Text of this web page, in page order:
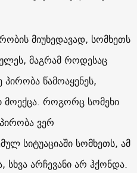
მიუხედავად, სომხეთს
მაგრამ როდესაც
წამოაყენეს,
მოექცა. როგორც სომეხი
ვერ
სიტუაციაში სომხეთს, ამ
სხვა არჩევანი არ ჰქონდა.